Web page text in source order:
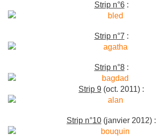
Strip n°6:
Strip n°7 :
Strip n°8:
Strip 9 (oct. 2011) :
Strip n°10 (janvier 2012) :